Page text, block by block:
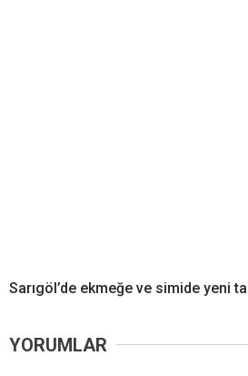
Sarıgöl’de ekmeğe ve simide yeni
YORUMLAR